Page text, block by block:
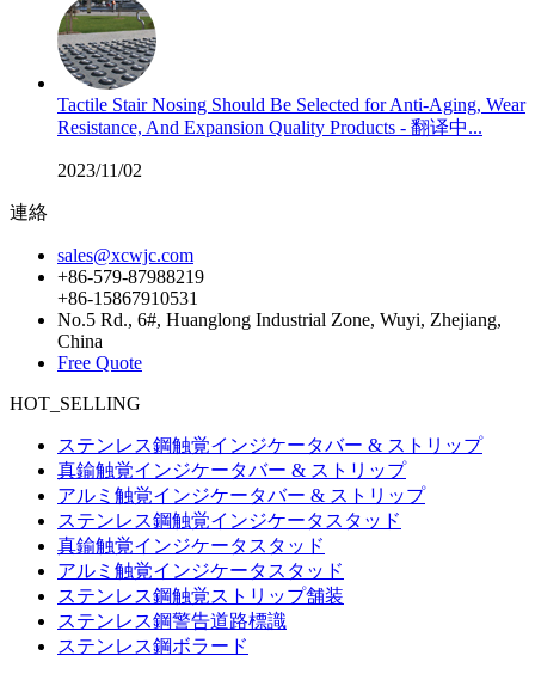
Tactile Stair Nosing Should Be Selected for Anti-Aging, Wear
Resistance, And Expansion Quality Products - 翻译中...
2023/11/02
連絡
sales@xcwjc.com
+86-579-87988219
+86-15867910531
No.5 Rd., 6#, Huanglong Industrial Zone, Wuyi, Zhejiang,
China
Free Quote
HOT_SELLING
ステンレス鋼触覚インジケータバー & ストリップ
真鍮触覚インジケータバー & ストリップ
アルミ触覚インジケータバー & ストリップ
ステンレス鋼触覚インジケータスタッド
真鍮触覚インジケータスタッド
アルミ触覚インジケータスタッド
ステンレス鋼触覚ストリップ舗装
ステンレス鋼警告道路標識
ステンレス鋼ボラード